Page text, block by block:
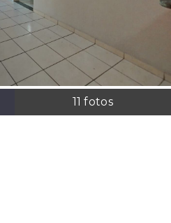
11 fotos